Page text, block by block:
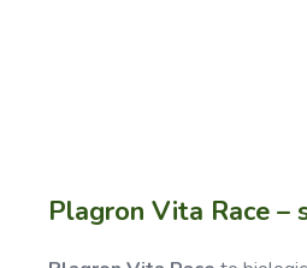
Plagron Vita Race